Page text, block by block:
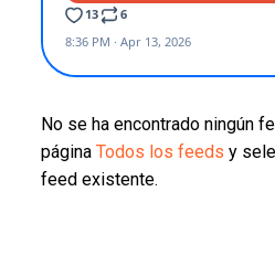
No se ha encontrado ningún
página Todos los feeds y
feed existente.